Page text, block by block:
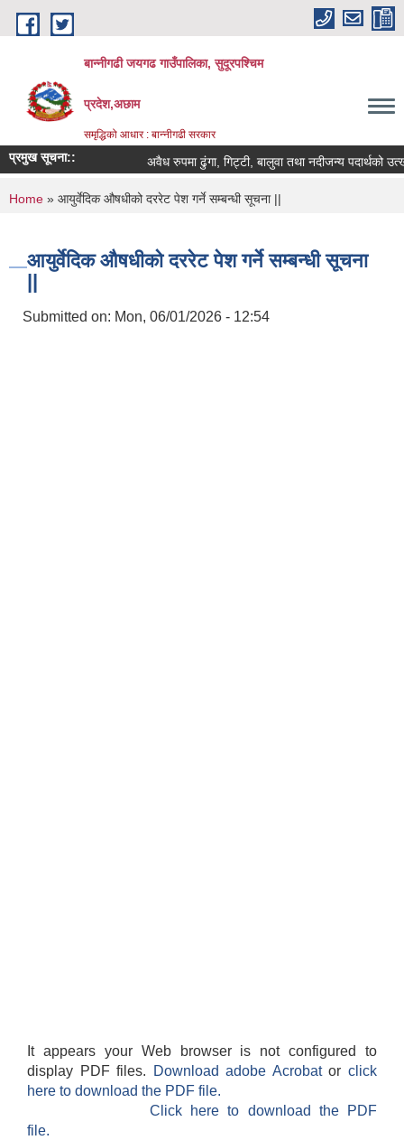
Skip to main content
बान्नीगढी जयगढ गाउँपालिका, सुदूरपश्चिम
प्रदेश,अछाम
समृद्धिको आधार : बान्नीगढी सरकार
प्रमुख सूचना:: अवैध रुपमा ढुंगा, गिट्टी, बालुवा तथा नदीजन्य पदार्थको
You are here
Home » आयुर्वेदिक औषधीको दररेट पेश गर्ने सम्बन्धी सूचना ||
आयुर्वेदिक औषधीको दररेट पेश गर्ने सम्बन्धी सूचना
Submitted on: Mon, 06/01/2026 - 12:54
It appears your Web browser is not configured to
display PDF files.
Download adobe Acrobatorclick
here to download the PDF file.
Click here to download the PDF
file.